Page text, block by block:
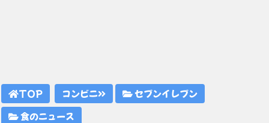
TOP コンビニ
セブンイレブン
食のニュース